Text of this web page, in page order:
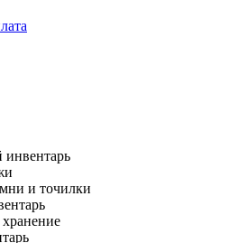
инвентарь
и точилки